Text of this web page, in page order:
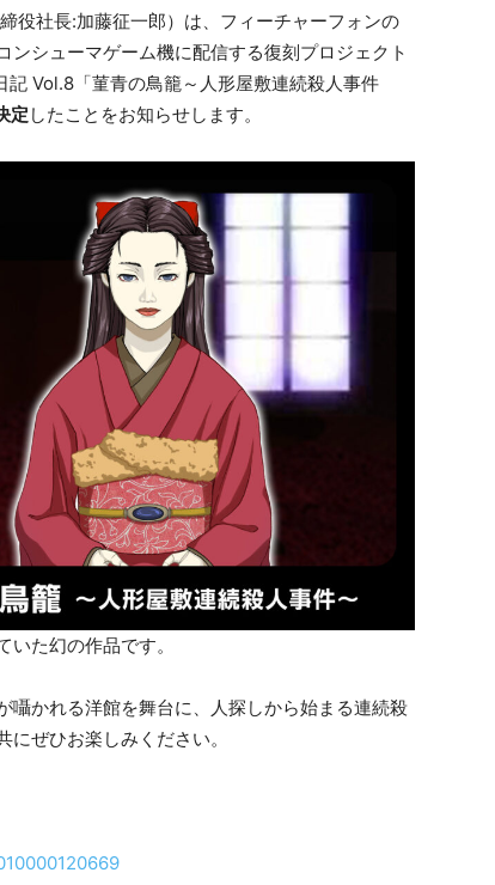
役社長:加藤征一郎）は、フィーチャーフォンの
シューマゲーム機に配信する復刻プロジェクト
記 Vol.8「菫青の鳥籠～人形屋敷連続殺人事件
定 したことをお知らせします。
た幻の作品です。
囁かれる洋館を舞台に、人探しから始まる連続殺
ぜひお楽しみください。